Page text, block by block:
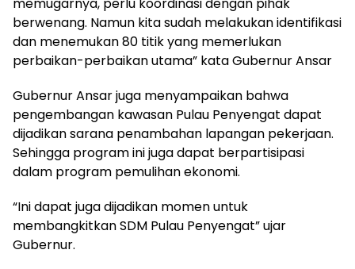
berwenang. Namun kita sudah melakukan identifikasi
dan menemukan 80 titik yang memerlukan
perbaikan-perbaikan utama” kata Gubernur Ansar
Gubernur Ansar juga menyampaikan bahwa
pengembangan kawasan Pulau Penyengat dapat
dijadikan sarana penambahan lapangan pekerjaan.
Sehingga program ini juga dapat berpartisipasi
dalam program pemulihan ekonomi.
“Ini dapat juga dijadikan momen untuk
membangkitkan SDM Pulau Penyengat” ujar
Gubernur.